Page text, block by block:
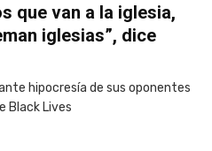
que van a la iglesia,
iglesias”, dice
hipocresía de sus oponentes
Black Lives